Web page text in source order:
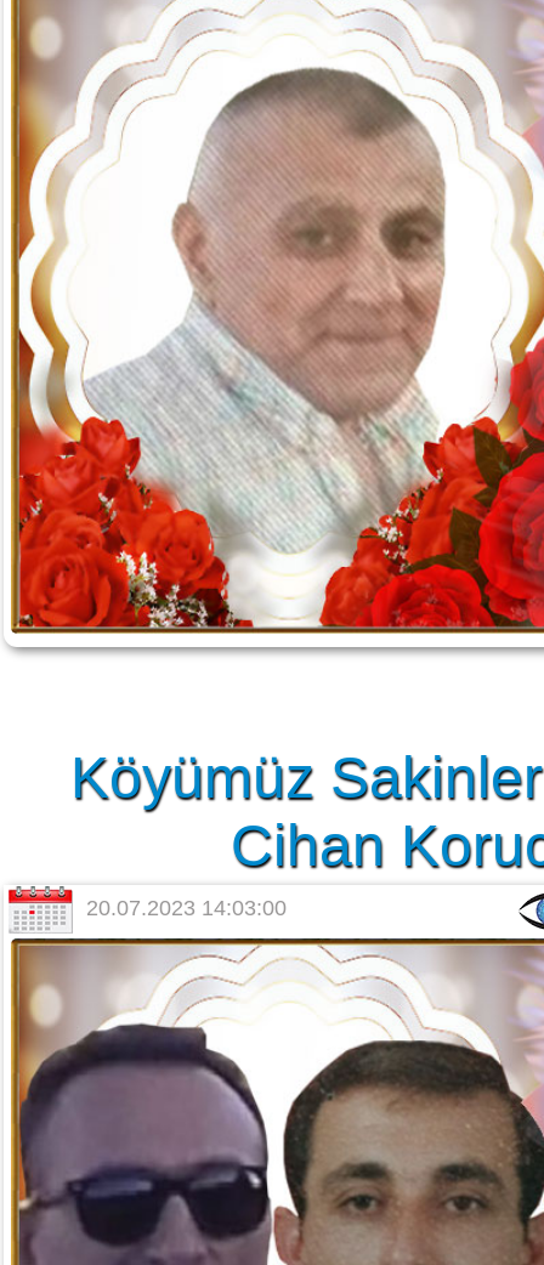
Köyümüz
Cihan
20.07.2023 14:03:00